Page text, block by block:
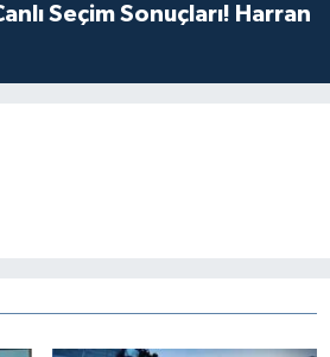
Seçim Sonuçları! Harran